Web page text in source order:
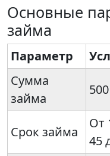
Основные
займа
Параметр
Сумма
займа
Срок займа
От
45